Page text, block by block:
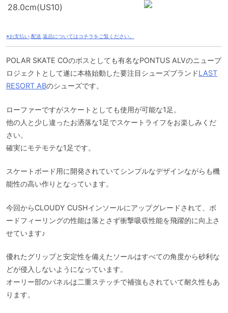
28.0cm(US10)
※お支払い,配送,返品についてはコチラをご覧ください。
POLAR SKATE COのボスとしても有名なPONTUS ALVのニュープ
ロジェクトとして遂に本格始動した要注目シューズブランドLAST
RESORT ABのシューズです。
ローファーですがスケートとしても使用が可能な1足。
他の人と少し違ったお洒落な1足でスケートライフをお楽しみくだ
さい。
確実にモテモテな1足です。
スケートボード用に開発されていてシンプルなデザインながらも機
能性の高い作りとなっています。
今回からCLOUDY CUSHインソールにアップグレードされて、ボ
ードフィーリングの性能は落とさず衝撃吸収性能を飛躍的に向上さ
せています♪
優れたグリップと安定性を備えたソールはすべての角度から砂利な
どが侵入しないようになっています。
オーリー部のパネルは二重ステッチで補強もされていて耐久性もあ
ります。